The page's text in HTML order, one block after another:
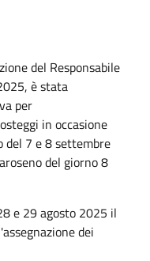
del Responsabile
è stata
per
in occasione
del 7 e 8 settembre
del giorno 8
e 29 agosto 2025 il
dei